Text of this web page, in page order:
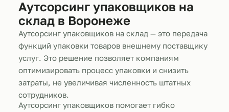
Аутсорсинг упаковщиков на
склад в Воронеже
Аутсорсинг упаковщиков на склад — это передача
функций упаковки товаров внешнему поставщику
услуг. Это решение позволяет компаниям
оптимизировать процесс упаковки и снизить
затраты, не увеличивая численность штатных
сотрудников.
Аутсорсинг упаковщиков помогает гибко